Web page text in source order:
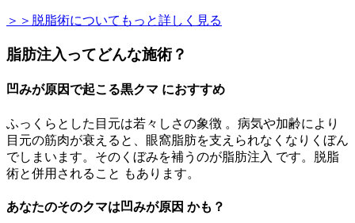
＞＞脱脂術についてもっと詳しく見る
脂肪注入ってどんな施術？
凹みが原因で起こる黒クマ におすすめ
ふっくらとした目元は若々しさの象徴 。病気や加齢により
目元の筋肉が衰えると、眼窩脂肪を支えられなくなりくぼん
でしまいます。そのくぼみを補うのが脂肪注入 です。脱脂
術と併用されること もあります。
あなたのそのクマは凹みが原因 かも？